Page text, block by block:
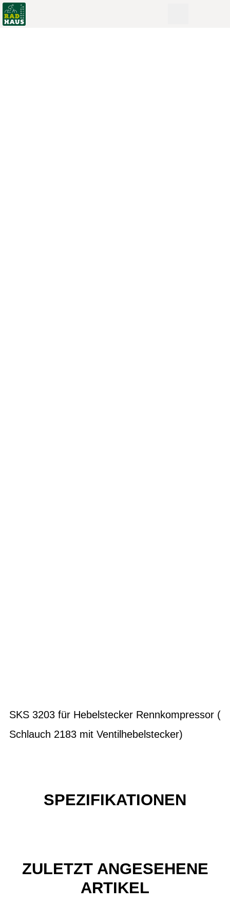
SKS 3203 für Hebelstecker Rennkompressor (
Schlauch 2183 mit Ventilhebelstecker)
SPEZIFIKATIONEN
ZULETZT ANGESEHENE
ARTIKEL